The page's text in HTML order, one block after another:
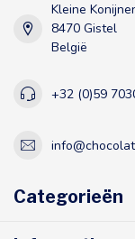
Kleine
8470 Gistel
België
+32 (0)59
Categorieën